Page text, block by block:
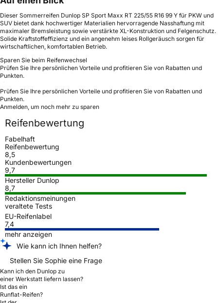
Dieser Sommerreifen Dunlop SP Sport Maxx RT 225/55 R16 99 Y für PKW und
SUV bietet dank hochwertiger Materialien hervorragende Nasshaftung mit
maximaler Bremsleistung sowie verstärkte XL-Konstruktion und Felgenschutz.
Solide Kraftstoffeffizienz und ein angenehm leises Rollgeräusch sorgen für
wirtschaftlichen, komfortablen Betrieb.
Sparen Sie beim Reifenwechsel
Prüfen Sie Ihre persönlichen Vorteile und profitieren Sie von Rabatten und
Punkten.
Prüfen Sie Ihre persönlichen Vorteile und profitieren Sie von Rabatten und
Punkten.
Anmelden, um noch mehr zu sparen
Reifenbewertung
Fabelhaft
Reifenbewertung
8,5
Kundenbewertungen
9,7
Hersteller Dunlop
8,7
Redaktionsmeinungen
veraltete Tests
EU-Reifenlabel
7,4
mehr anzeigen
Wie kann ich Ihnen helfen?
Stellen Sie Sophie eine Frage
Kann ich den Dunlop zu
einer Werkstatt liefern lassen?
Ist das ein
Runflat-Reifen?